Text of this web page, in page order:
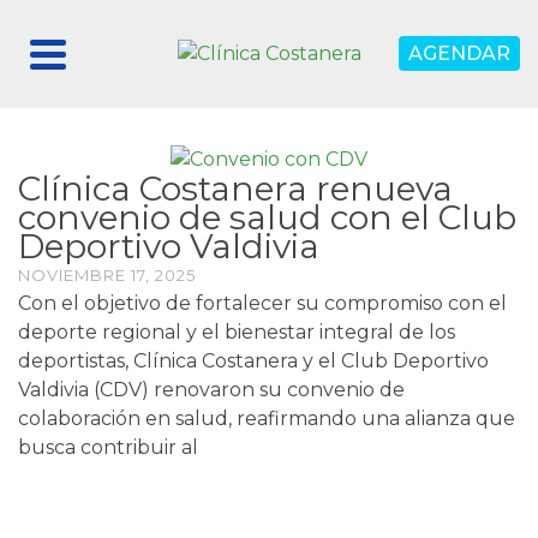
AGENDAR
Clínica Costanera renueva
convenio de salud con el Club
Deportivo Valdivia
NOVIEMBRE 17, 2025
Con el objetivo de fortalecer su compromiso con el
deporte regional y el bienestar integral de los
deportistas, Clínica Costanera y el Club Deportivo
Valdivia (CDV) renovaron su convenio de
colaboración en salud, reafirmando una alianza que
busca contribuir al